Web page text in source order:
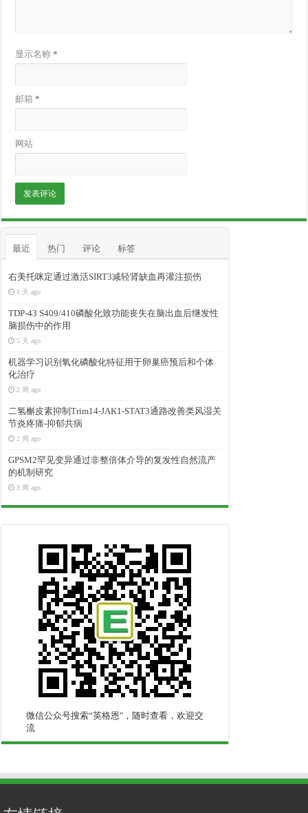
显示名称*
邮箱*
网站
最近 热门 评论 标签
右美托咪定通过激活SIRT3减轻肾缺血再灌注损伤
1 天 ago
TDP-43 S409/410磷酸化致功能丧失在脑出血后继发性
脑损伤中的作用
5 天 ago
机器学习识别氧化磷酸化特征用于卵巢癌预后和个体
化治疗
2 周 ago
二氢槲皮素抑制Trim14-JAK1-STAT3通路改善类风湿关
节炎疼痛-抑郁共病
2 周 ago
GPSM2罕见变异通过非整倍体介导的复发性自然流产
的机制研究
3 周 ago
微信公众号搜索“英格恩"，随时查看，欢迎交
流